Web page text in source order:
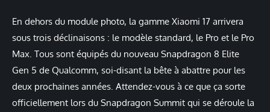
En dehors du module photo, la gamme Xiaomi 17 arrivera
sous trois déclinaisons : le modèle standard, le Pro et le Pro
Max. Tous sont équipés du nouveau Snapdragon 8 Elite
Gen 5 de Qualcomm, soi-disant la bête à abattre pour les
deux prochaines années. Attendez-vous à ce que ça sorte
officiellement lors du Snapdragon Summit qui se déroule la